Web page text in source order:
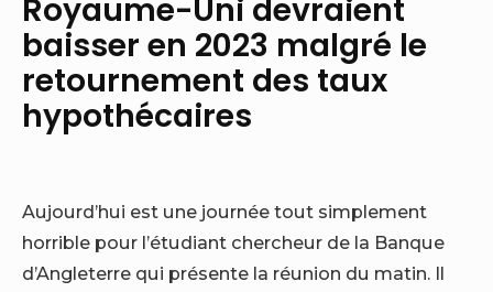
Royaume-Uni devraient
baisser en 2023 malgré le
retournement des taux
hypothécaires
Aujourd’hui est une journée tout simplement
horrible pour l’étudiant chercheur de la Banque
d’Angleterre qui présente la réunion du matin. Il